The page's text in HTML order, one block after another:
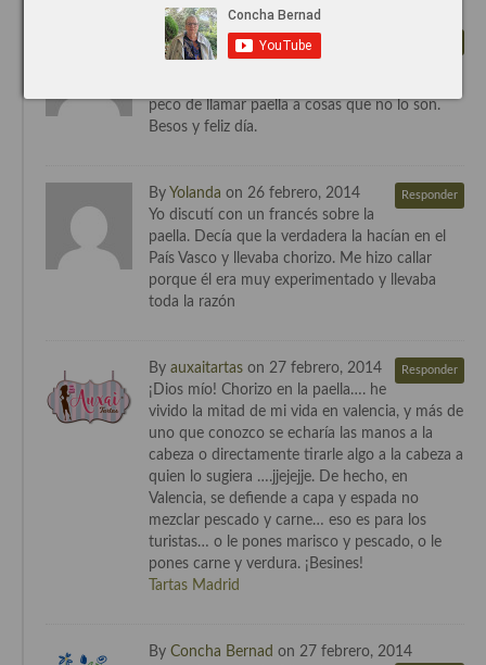
Recetas de fiesta, Navidad y días señalados
Cocinas del mundo
Cocina Argentina
Cocina Brasileña
Cocina colombiana
Cocina Venezolana
Cocina Cubana
Cocina de Estados Unidos
Cocina Jamaicana
5 Comentaros
ByRosa Borráson 25 febrero, 2014
Muy interesante. Mi padre es
peco de llamar paella a cosas que no lo son.
Besos y feliz día.
By Yolanda on 26 febrero, 2014 Responder
Yo discutí con un francés sobre la
paella. Decía que la verdadera la hacían en el
País Vasco y llevaba chorizo. Me hizo callar
porque él era muy experimentado y llevaba
toda la razón
By auxaitartas on 27 febrero, 2014 Responder
¡Dios mío! Chorizo en la paella…. he
vivido la mitad de mi vida en valencia, y más de
uno que conozco se echaría las manos a la
cabeza o directamente tirarle algo a la cabeza a
quien lo sugiera ….jjejejje. De hecho, en
Valencia, se defiende a capa y espada no
mezclar pescado y carne… eso es para los
turistas… o le pones marisco y pescado, o le
pones carne y verdura. ¡Besines!
Tartas Madrid
By Concha Bernad on 27 febrero, 2014